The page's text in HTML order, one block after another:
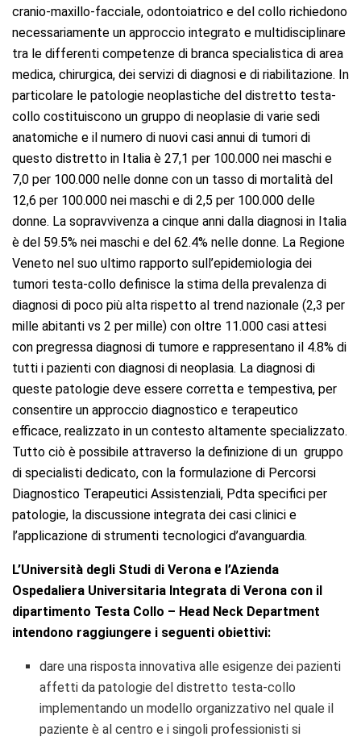
cranio-maxillo-facciale, odontoiatrico e del collo richiedono
necessariamente un approccio integrato e multidisciplinare
tra le differenti competenze di branca specialistica di area
medica, chirurgica, dei servizi di diagnosi e di riabilitazione. In
particolare le patologie neoplastiche del distretto testa-
collo costituiscono un gruppo di neoplasie di varie sedi
anatomiche e il numero di nuovi casi annui di tumori di
questo distretto in Italia è 27,1 per 100.000 nei maschi e
7,0 per 100.000 nelle donne con un tasso di mortalità del
12,6 per 100.000 nei maschi e di 2,5 per 100.000 delle
donne. La sopravvivenza a cinque anni dalla diagnosi in Italia
è del 59.5% nei maschi e del 62.4% nelle donne. La Regione
Veneto nel suo ultimo rapporto sull’epidemiologia dei
tumori testa-collo definisce la stima della prevalenza di
diagnosi di poco più alta rispetto al trend nazionale (2,3 per
mille abitanti vs 2 per mille) con oltre 11.000 casi attesi
con pregressa diagnosi di tumore e rappresentano il 4.8% di
tutti i pazienti con diagnosi di neoplasia. La diagnosi di
queste patologie deve essere corretta e tempestiva, per
consentire un approccio diagnostico e terapeutico
efficace, realizzato in un contesto altamente specializzato.
Tutto ciò è possibile attraverso la definizione di un gruppo
di specialisti dedicato, con la formulazione di Percorsi
Diagnostico Terapeutici Assistenziali, Pdta specifici per
patologie, la discussione integrata dei casi clinici e
l’applicazione di strumenti tecnologici d’avanguardia.
L’Università degli Studi di Verona e l’Azienda
Ospedaliera Universitaria Integrata di Verona con il
dipartimento Testa Collo – Head Neck Department
intendono raggiungere i seguenti obiettivi:
dare una risposta innovativa alle esigenze dei pazienti
affetti da patologie del distretto testa-collo
implementando un modello organizzativo nel quale il
paziente è al centro e i singoli professionisti si